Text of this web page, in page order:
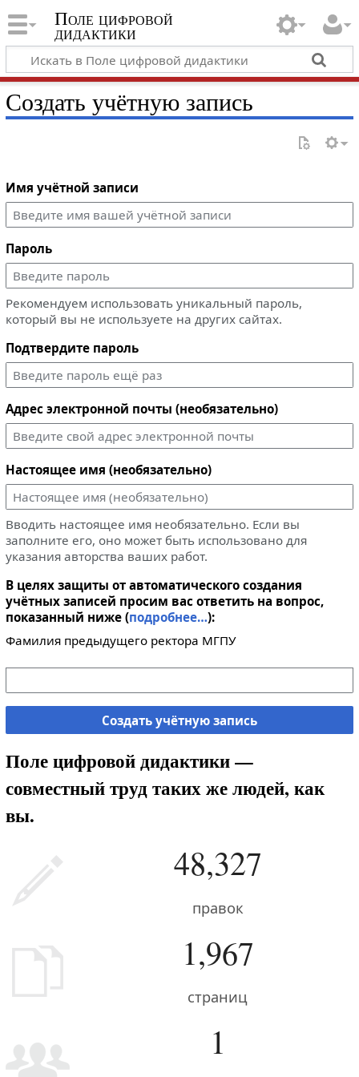
Поле цифровой
дидактики
Создать учётную запись
Имя учётной записи
Пароль
Рекомендуем использовать уникальный пароль,
который вы не используете на других сайтах.
Подтвердите пароль
Адрес электронной почты (необязательно)
Настоящее имя (необязательно)
Вводить настоящее имя необязательно. Если вы
заполните его, оно может быть использовано для
указания авторства ваших работ.
В целях защиты от автоматического создания
учётных записей просим вас ответить на вопрос,
показанный ниже (подробнее…):
Фамилия предыдущего ректора МГПУ
Создать учётную запись
Поле цифровой дидактики —
совместный труд таких же людей, как
вы.
48,327
правок
1,967
страниц
1